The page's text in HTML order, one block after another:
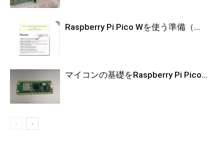
Raspberry Pi Pico Wを使う準備（...
マイコンの基礎をRaspberry Pi Pico...